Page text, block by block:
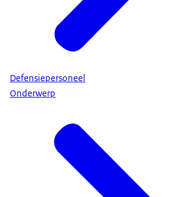
Defensiepersoneel
Onderwerp